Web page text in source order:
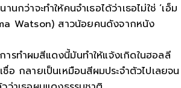
านกว่าจะทำให้คนจำเธอได้ว่าเธอไม่ใช่ ‘เอ็ม
Watson) สาวน้อยคนดังจากหนัง
ารทำผมสีแดงนี้มันทำให้แจ้งเกิดในฮอลลี
ชื่อ กลายเป็นเหมือนสีผมประจำตัวไปเลยจน